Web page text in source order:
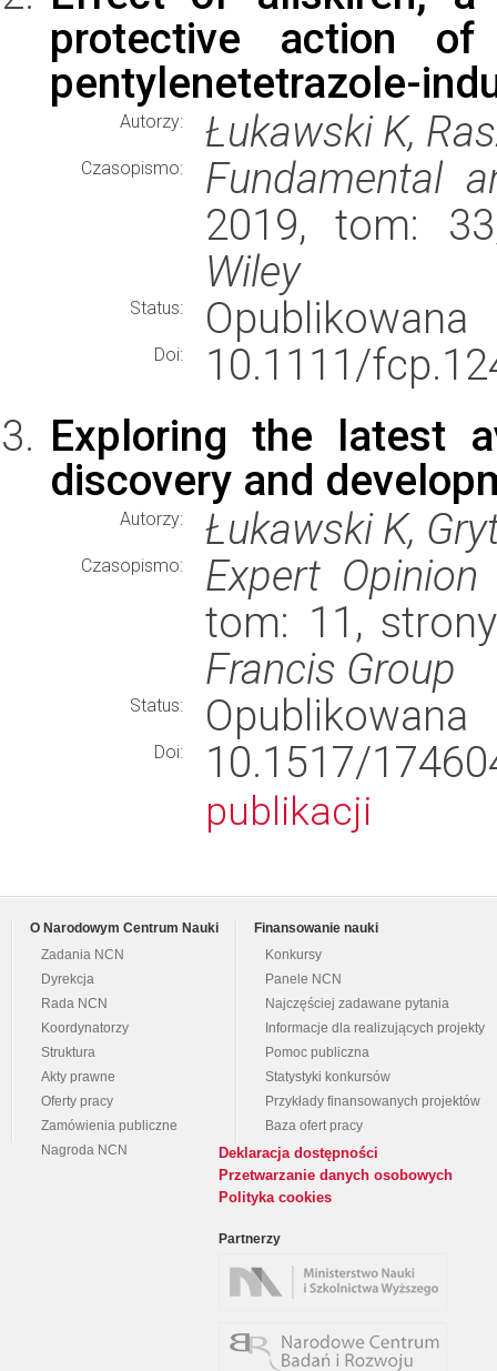
protective action of
pentylenetetrazole-
Autorzy: Łukawski K,
Czasopismo:
Fundamental
2019, tom:
Wiley
Status: Opublikowana
Doi:
10.1111/
Exploring the latest
discovery and
Autorzy: Łukawski K,
Czasopismo:
Expert
tom: 11,
Francis Group
Status: Opublikowana
Doi: 10.1517/
publikacji
O Narodowym Centrum Nauki
Zadania NCN
Dyrekcja
Rada NCN
Koordynatorzy
Struktura
Akty prawne
Oferty pracy
Zamówienia publiczne
Nagroda NCN
Finansowanie nauki
Konkursy
Panele NCN
Najczęściej zadawane pytania
Informacje dla realizujących projekty
Pomoc publiczna
Statystyki konkursów
Przykłady finansowanych projektów
Baza ofert pracy
Deklaracja dostępności
Przetwarzanie danych osobowych
Polityka cookies
Partnerzy